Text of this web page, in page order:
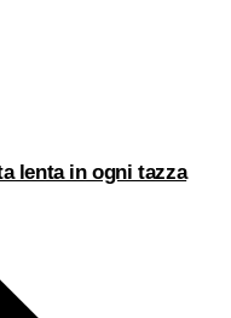
lenta in ogni tazza